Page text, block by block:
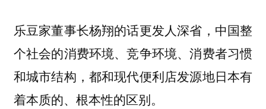
乐豆家董事长杨翔的话更发人深省，中国整
个社会的消费环境、竞争环境、消费者习惯
和城市结构，都和现代便利店发源地日本有
着本质的、根本性的区别。